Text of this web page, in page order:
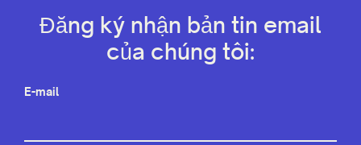
Đăng ký nhận bản tin email
của chúng tôi:
E-mail